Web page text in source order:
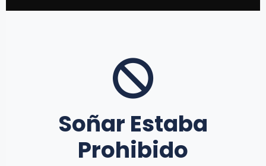
Soñar Estaba
Prohibido